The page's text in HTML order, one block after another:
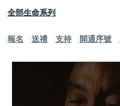
全部生命系列
報名 送禮 支持 開通序號